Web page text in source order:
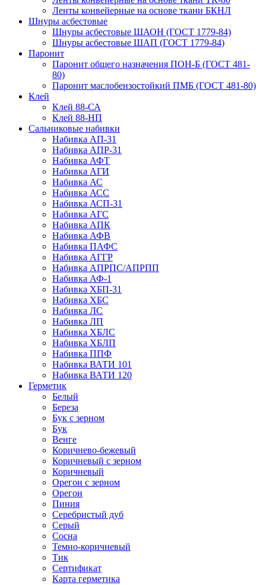
Ленты конвейерные на основе ткани БКНЛ
Шнуры асбестовые
Шнуры асбестовые ШАОН (ГОСТ 1779-84)
Шнуры асбестовые ШАП (ГОСТ 1779-84)
Паронит
Паронит общего назначения ПОН-Б (ГОСТ 481-
80)
Паронит маслобензостойкий ПМБ (ГОСТ 481-80)
Клей
Клей 88-СА
Клей 88-НП
Сальниковые набивки
Набивка АП-31
Набивка АПР-31
Набивка АФТ
Набивка АГИ
Набивка АС
Набивка АСС
Набивка АСП-31
Набивка АГС
Набивка АПК
Набивка АФВ
Набивка ПАФС
Набивка АГГР
Набивка АПРПС/АПРПП
Набивка АФ-1
Набивка ХБП-31
Набивка ХБС
Набивка ЛС
Набивка ЛП
Набивка ХБЛС
Набивка ХБЛП
Набивка ППФ
Набивка ВАТИ 101
Набивка ВАТИ 120
Герметик
Белый
Береза
Бук с зерном
Бук
Венге
Коричнево-бежевый
Коричневый с зерном
Коричневый
Орегон с зерном
Орегон
Пиния
Серебристый дуб
Серый
Сосна
Темно-коричневый
Тик
Сертификат
Карта герметика